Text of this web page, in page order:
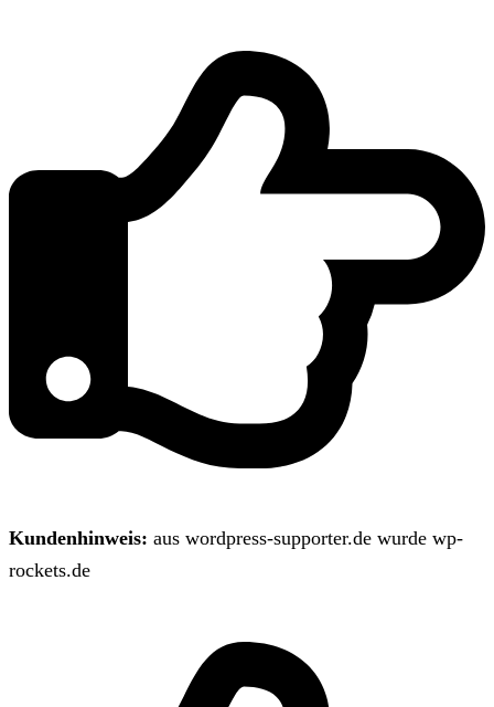
Kundenhinweis: aus wordpress-supporter.de wurde wp-
rockets.de